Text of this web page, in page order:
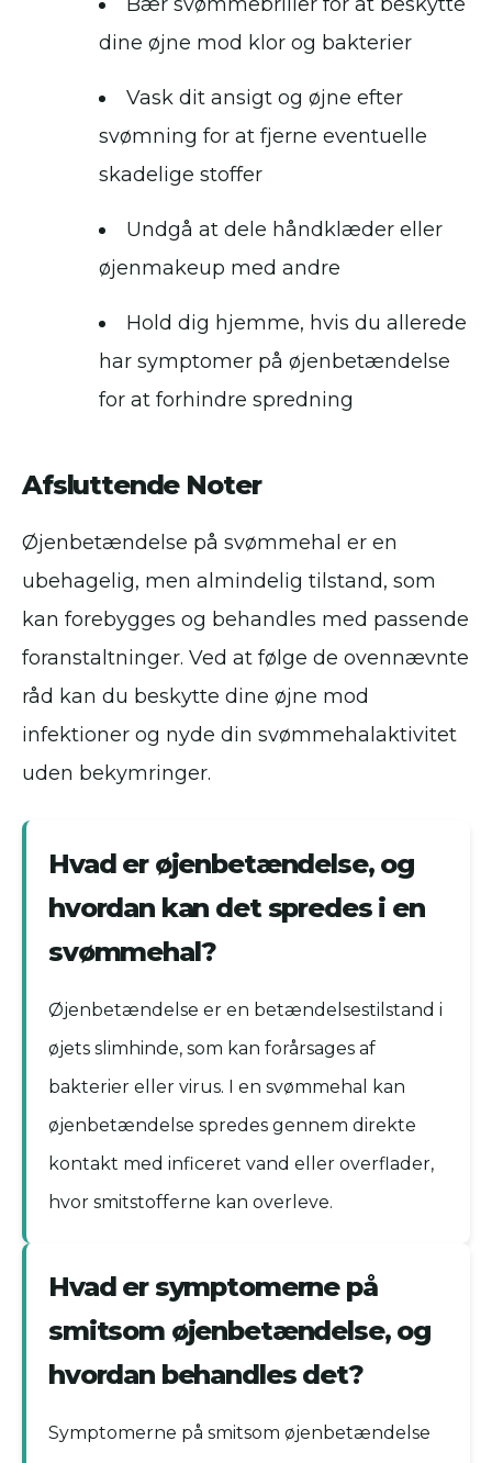
dine øjne mod klor og bakterier
Vask dit ansigt og øjne efter
svømning for at fjerne eventuelle
skadelige stoffer
Undgå at dele håndklæder eller
øjenmakeup med andre
Hold dig hjemme, hvis du allerede
har symptomer på øjenbetændelse
for at forhindre spredning
Afsluttende Noter
Øjenbetændelse på svømmehal er en
ubehagelig, men almindelig tilstand, som
kan forebygges og behandles med passende
foranstaltninger. Ved at følge de ovennævnte
råd kan du beskytte dine øjne mod
infektioner og nyde din svømmehalaktivitet
uden bekymringer.
Hvad er øjenbetændelse, og
hvordan kan det spredes i en
svømmehal?
Øjenbetændelse er en betændelsestilstand i
øjets slimhinde, som kan forårsages af
bakterier eller virus. I en svømmehal kan
øjenbetændelse spredes gennem direkte
kontakt med inficeret vand eller overflader,
hvor smitstofferne kan overleve.
Hvad er symptomerne på
smitsom øjenbetændelse, og
hvordan behandles det?
Symptomerne på smitsom øjenbetændelse